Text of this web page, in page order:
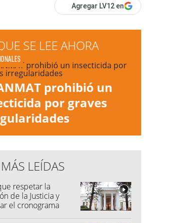
Agregar LV12 en
SE LEE AHORA
prohibió un
por graves
LEÍDAS
respetar la
de la Justicia y
el cronograma